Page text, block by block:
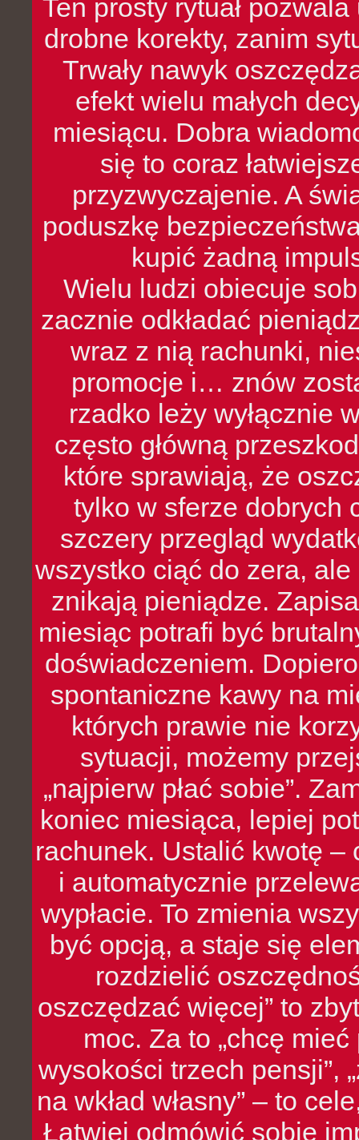
Ten prosty rytuał
drobne korekty, zanim
Trwały nawyk
efekt wielu małych
miesiącu. Dobra
się to coraz
przyzwyczajenie. A
poduszkę
kupić żadną
Wielu ludzi obiecuje
zacznie odkładać
wraz z nią rachunki,
promocje i… znów
rzadko leży wyłącznie
często główną
które sprawiają, że
tylko w sferze dobrych
szczery przegląd
wszystko ciąć do zera,
znikają pieniądze.
miesiąc potrafi być
doświadczeniem.
spontaniczne kawy na
których prawie nie
sytuacji, możemy
„najpierw płać sobie”.
koniec miesiąca, lepiej
rachunek. Ustalić kwotę
i automatycznie
wypłacie. To zmienia
być opcją, a staje się
rozdzielić
oszczędzać więcej” to
moc. Za to „chcę
wysokości trzech pensji”,
na wkład własny” – to
Łatwiej odmówić sobie